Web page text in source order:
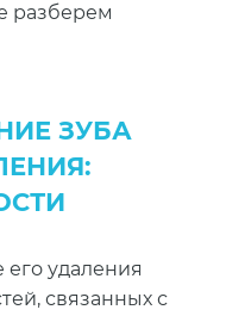
разберем
ЗУБА
удаления
связанных с